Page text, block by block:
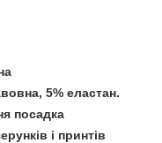
5% еластан.
посадка
і принтів